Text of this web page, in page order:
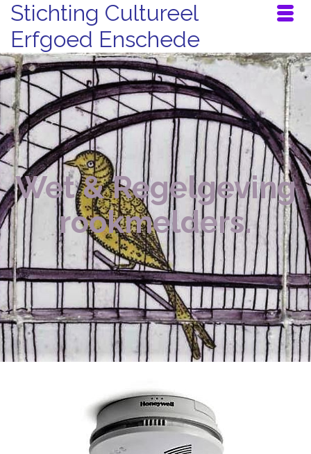
Stichting Cultureel
Erfgoed Enschede
Wet & Regelgeving
rookmelders.